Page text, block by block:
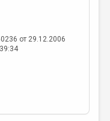
от 29.12.2006